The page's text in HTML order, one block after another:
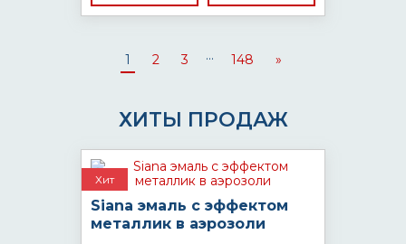
1 2 3 ... 148 »
ХИТЫ ПРОДАЖ
Хит
Siana эмаль с эффектом
металлик в аэрозоли